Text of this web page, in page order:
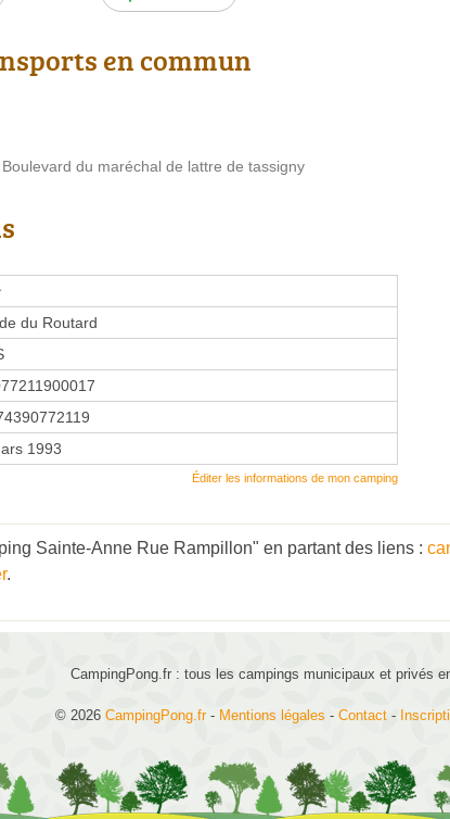
en commun
du maréchal de lattre de tassigny
du Routard
1993
Éditer les informations de mon camping
Sainte-Anne Rue Rampillon" en partant des liens :
.
CampingPong.fr : tous les campings municipaux et privés
© 2026 CampingPong.fr - Mentions légales - Contact-